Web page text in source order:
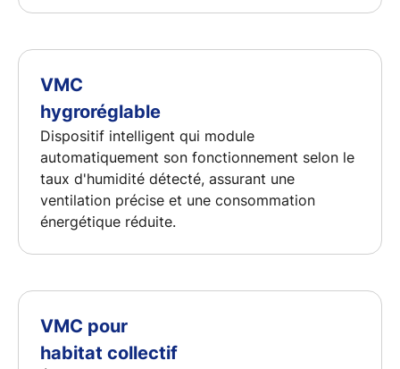
VMC
hygroréglable
Dispositif intelligent qui module
automatiquement son fonctionnement selon le
taux d'humidité détecté, assurant une
ventilation précise et une consommation
énergétique réduite.
VMC pour
habitat collectif